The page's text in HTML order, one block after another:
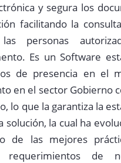
y segura los
facilitando la
personas
Es un Software
de presencia en el
en el sector Gobierno
lo que la garantiza la
solución, la cual ha
de las mejores
requerimientos de